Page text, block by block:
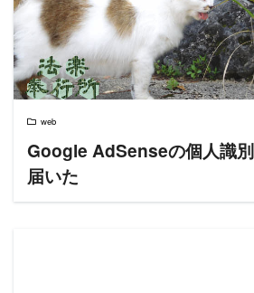
web
Google AdSenseの個人識
届いた